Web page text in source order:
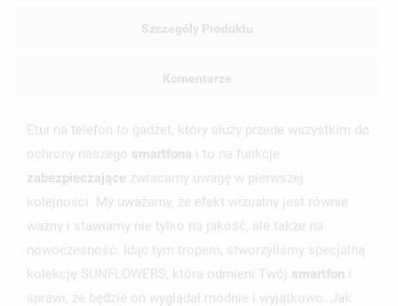
Szczegóły Produktu
Komentarze
Etui na telefon to gadżet, który służy przede wszystkim do
ochrony naszego smartfona i to na funkcje
zabezpieczające zwracamy uwagę w pierwszej
kolejności. My uważamy, że efekt wizualny jest równie
ważny i stawiamy nie tylko na jakość, ale także na
nowoczesność. Idąc tym tropem, stworzyliśmy specjalną
kolekcję SUNFLOWERS, która odmieni Twój smartfon i
sprawi, że będzie on wyglądał modnie i wyjątkowo. Jak